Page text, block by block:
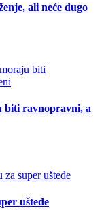
ali neće dugo
biti ravnopravni, a
uštede